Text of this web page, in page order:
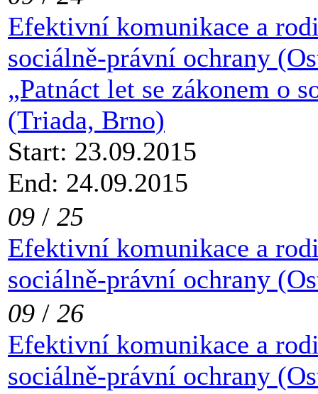
Efektivní komunikace a
sociálně-právní ochrany
„Patnáct let se zákonem o
(Triada, Brno)
Start: 23.09.2015
End: 24.09.2015
09 / 25
Efektivní komunikace a
sociálně-právní ochrany
09 / 26
Efektivní komunikace a
sociálně-právní ochrany